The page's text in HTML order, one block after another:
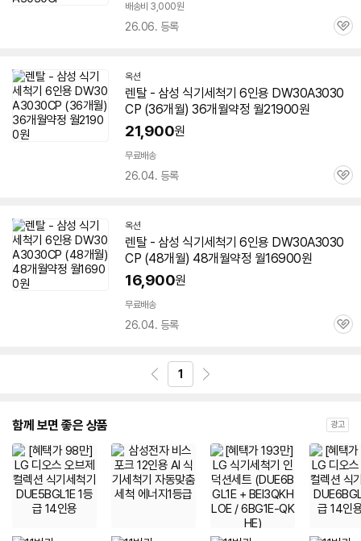
배송비 3,000원
26.06. 등록
관
옥션
렌탈 - 삼성 식기세척기 6인용 DW30A3030
CP (36개월) 36개월약정 월21900원
21,900원
무료배송
26.04. 등록
관
옥션
렌탈 - 삼성 식기세척기 6인용 DW30A3030
CP (48개월) 48개월약정 월16900원
16,900원
무료배송
26.04. 등록
관
1
함께 보면 좋은 상품 광고